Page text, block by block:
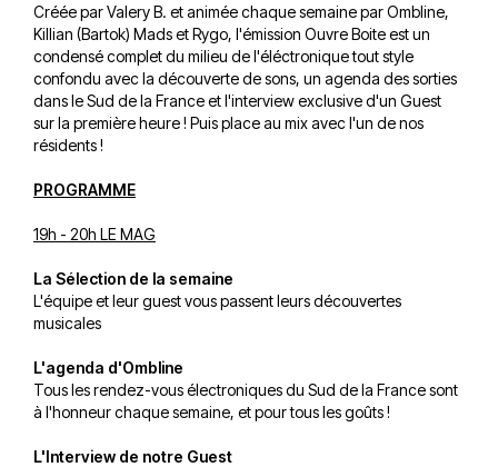
Créée par Valery B. et animée chaque semaine par Ombline,
Killian (Bartok) Mads et Rygo, l'émission Ouvre Boite est un
condensé complet du milieu de l'éléctronique tout style
confondu avec la découverte de sons, un agenda des sorties
dans le Sud de la France et l'interview exclusive d'un Guest
sur la première heure ! Puis place au mix avec l'un de nos
résidents !
PROGRAMME
19h - 20h LE MAG
La Sélection de la semaine
L'équipe et leur guest vous passent leurs découvertes
musicales
L'agenda d'Ombline
Tous les rendez-vous électroniques du Sud de la France sont
à l'honneur chaque semaine, et pour tous les goûts !
L'Interview de notre Guest